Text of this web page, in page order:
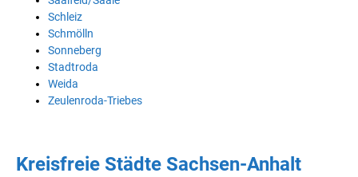
Schleiz
Schmölln
Sonneberg
Stadtroda
Weida
Zeulenroda-Triebes
Kreisfreie Städte Sachsen-Anhalt